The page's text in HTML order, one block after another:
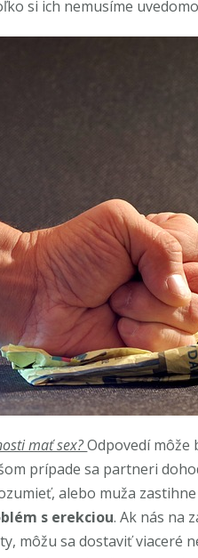
si ich nemusíme
mať sex?Odpovedí môže
prípade sa partneri
alebo muža
s erekciou. Ak nás na
môžu sa dostaviť viaceré